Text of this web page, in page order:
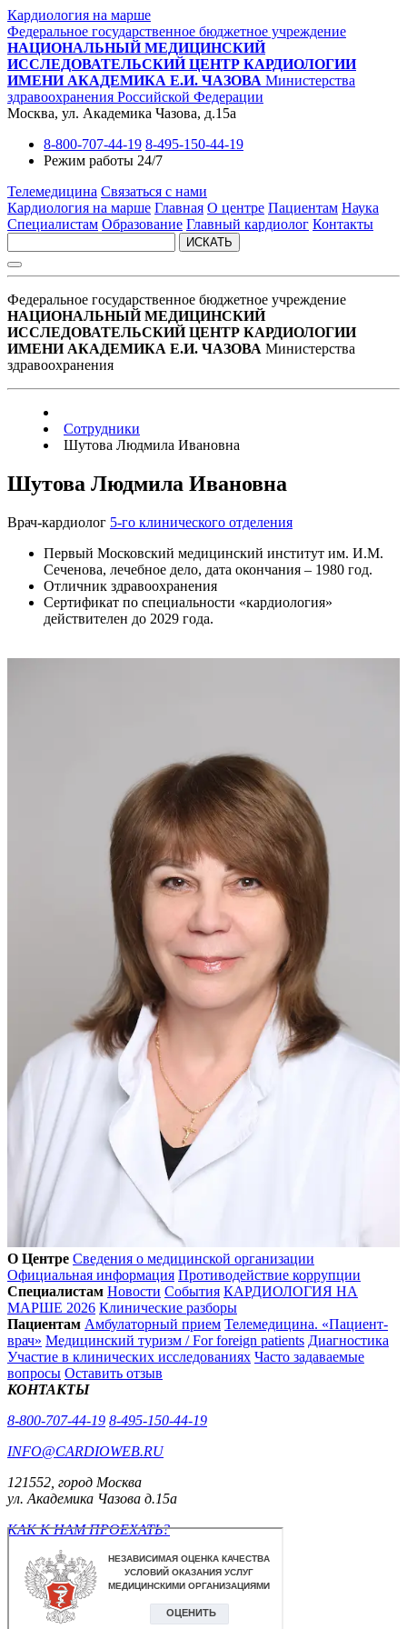
Кардиология на марше
Федеральное государственное бюджетное учреждение
НАЦИОНАЛЬНЫЙ МЕДИЦИНСКИЙ
ИССЛЕДОВАТЕЛЬСКИЙ ЦЕНТР КАРДИОЛОГИИ
ИМЕНИ АКАДЕМИКА Е.И. ЧАЗОВА Министерства
здравоохранения Российской Федерации
Москва, ул. Академика Чазова, д.15а
8-800-707-44-19 8-495-150-44-19
Режим работы 24/7
Телемедицина Связаться с нами
Кардиология на марше Главная О центре Пациентам Наука
Специалистам Образование Главный кардиолог Контакты
ИСКАТЬ
Федеральное государственное бюджетное учреждение
НАЦИОНАЛЬНЫЙ МЕДИЦИНСКИЙ
ИССЛЕДОВАТЕЛЬСКИЙ ЦЕНТР КАРДИОЛОГИИ
ИМЕНИ АКАДЕМИКА Е.И. ЧАЗОВА Министерства
здравоохранения
Сотрудники
Шутова Людмила Ивановна
Шутова Людмила Ивановна
Врач-кардиолог 5-го клинического отделения
Первый Московский медицинский институт им. И.М.
Сеченова, лечебное дело, дата окончания – 1980 год.
Отличник здравоохранения
Сертификат по специальности «кардиология»
действителен до 2029 года.
О Центре Сведения о медицинской организации
Официальная информация Противодействие коррупции
Специалистам Новости События КАРДИОЛОГИЯ НА
МАРШЕ 2026 Клинические разборы
Пациентам Амбулаторный прием Телемедицина. «Пациент-
врач» Медицинский туризм / For foreign patients Диагностика
Участие в клинических исследованиях Часто задаваемые
вопросы Оставить отзыв
КОНТАКТЫ
8-800-707-44-19 8-495-150-44-19
INFO@CARDIOWEB.RU
121552, город Москва
ул. Академика Чазова д.15а
КАК К НАМ ПРОЕХАТЬ?